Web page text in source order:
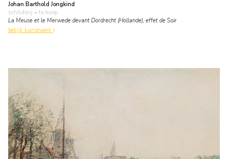
Johan Barthold Jongkind
schilderij • te koop
La Meuse et le Merwede devant Dordrecht (Hollande), effet de Soir
bekijk kunstwerk